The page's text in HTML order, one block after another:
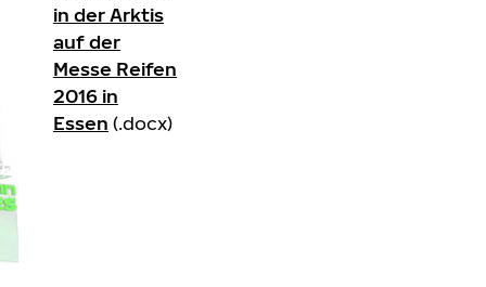
in der Arktis
auf der
Messe Reifen
2016 in
Essen (.docx)